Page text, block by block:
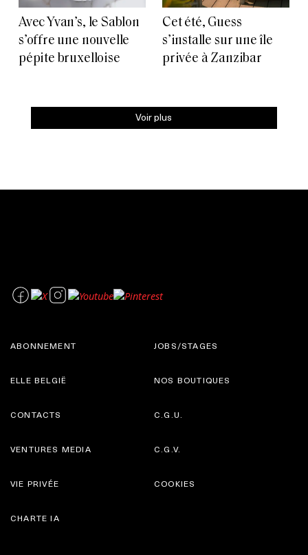
Avec Yvan’s, le Sablon
s’offre une nouvelle
pépite bruxelloise
Cet été, Guess
s’installe sur une île
privée à Zanzibar
Voir plus
ABONNEMENT
ELLE BELGIË
JOBS/STAGES
NOS BOUTIQUES
CONTACTS
VENTURES MEDIA
C.G.U.
C.G.V.
VIE PRIVÉE
CHARTE IA
COOKIES